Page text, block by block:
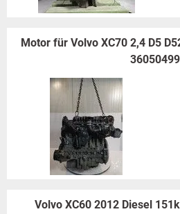
Motor für Volvo XC70 2,4 D5
36050499
Volvo XC60 2012 Diesel